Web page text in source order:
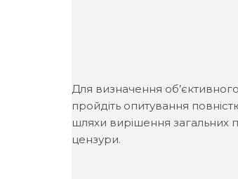
Для визначення
пройдіть опитування
шляхи вирішення загальних
цензури.